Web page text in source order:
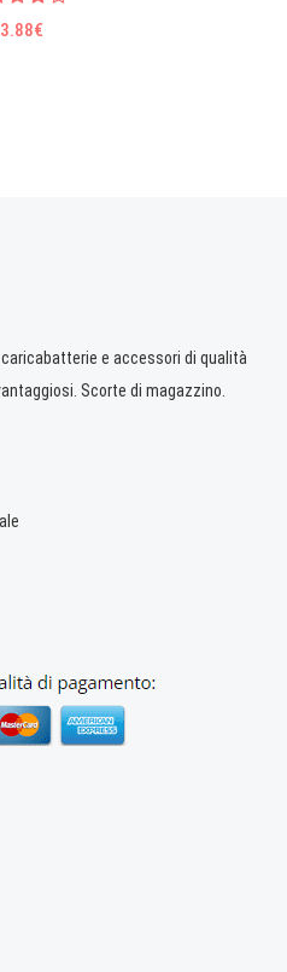
e accessori di qualità
Scorte di magazzino.